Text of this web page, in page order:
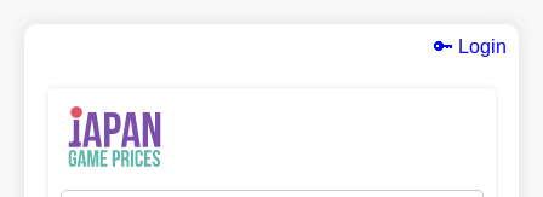
🔑 Login